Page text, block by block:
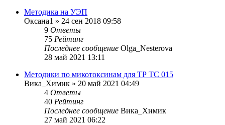
Методика на УЭП
Оксана1 » 24 сен 2018 09:58
9 Ответы
75 Рейтинг
Последнее сообщение Olga_Nesterova
28 май 2021 13:11
Методики по микотоксинам для ТР ТС 015
Вика_Химик » 20 май 2021 04:49
4 Ответы
40 Рейтинг
Последнее сообщение Вика_Химик
27 май 2021 06:22